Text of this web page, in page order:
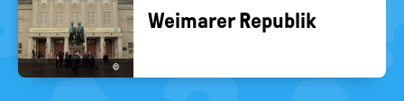
©
Wei­ma­rer Re­pu­blik